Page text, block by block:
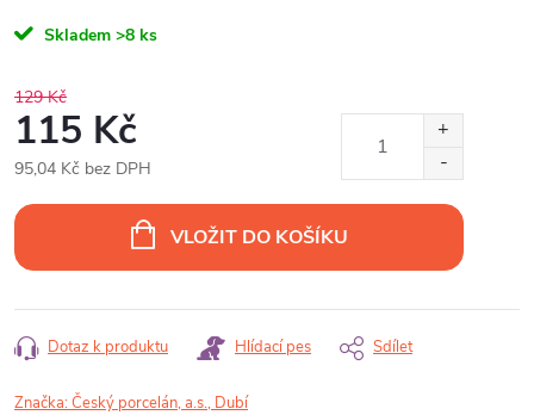
Skladem >8 ks
129 Kč
115 Kč
95,04 Kč bez DPH
cena:
VLOŽIT DO KOŠÍKU
Dotaz k produktu Hlídací pes Sdílet
Značka:Český porcelán, a.s., Dubí